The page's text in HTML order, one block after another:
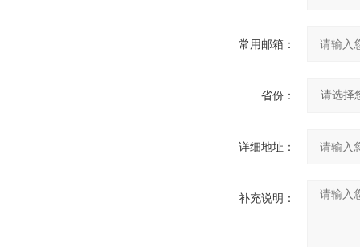
常用邮箱：
省份：
详细地址：
补充说明：